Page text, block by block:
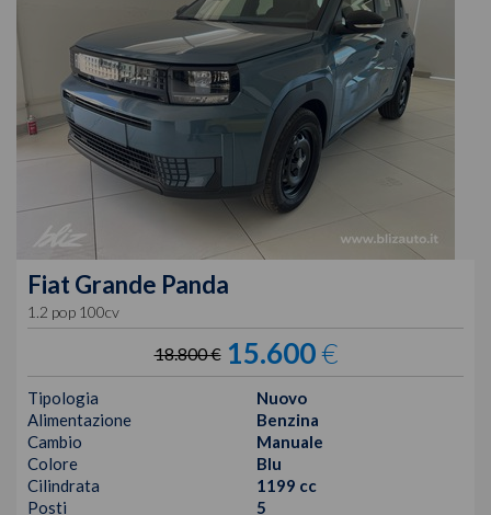
Fiat Grande Panda
1.2 pop 100cv
18.800 € 15.600€
Tipologia
Nuovo
Alimentazione
Benzina
Cambio
Manuale
Colore
Blu
Cilindrata
1199 cc
Posti
5